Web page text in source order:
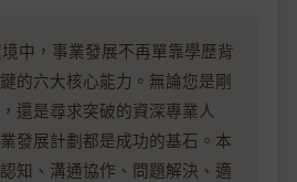
中，事業發展不再單靠學歷背
的六大核心能力。無論您是剛
還是尋求突破的資深專業人
發展計劃都是成功的基石。本
知、溝通協作、問題解決、適